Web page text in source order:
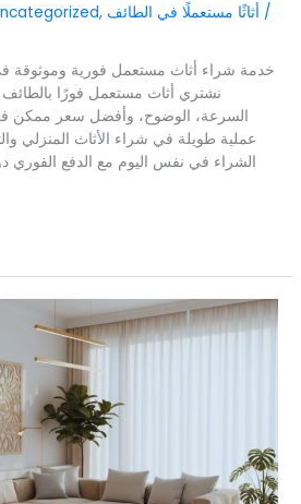
, أثاثًا مستعملًا في الطائف /
خدمة شراء أثاث مستعمل فورية وموثوقة
نشتري أثاث مستعمل فورًا
السرعة، الوضوح، وأفضل سعر ممكن
عملية طويلة في شراء الأثاث المنزلي
الشراء في نفس اليوم مع الدفع الفوري